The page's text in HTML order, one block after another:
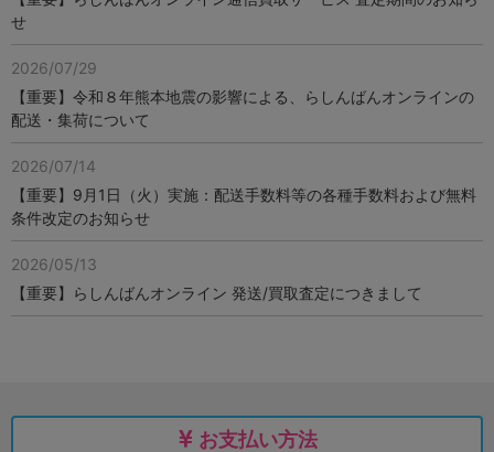
せ
2026/07/29
【重要】令和８年熊本地震の影響による、らしんばんオンラインの
配送・集荷について
2026/07/14
【重要】9月1日（火）実施：配送手数料等の各種手数料および無料
条件改定のお知らせ
2026/05/13
【重要】らしんばんオンライン 発送/買取査定につきまして
お支払い方法